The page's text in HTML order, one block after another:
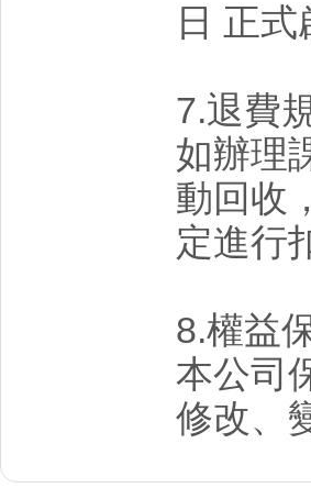
日 正式
7.退費
如辦理
動回收
定進行
8.權益
本公司
修改、